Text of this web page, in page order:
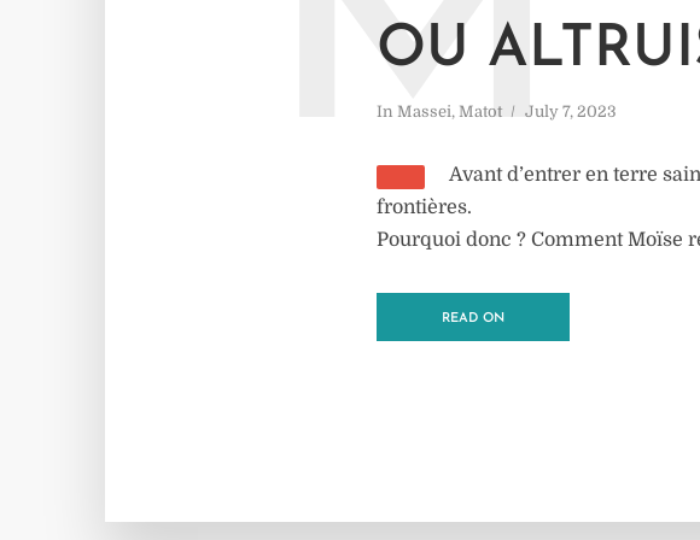
OU
In Massei, Matot July 7, 2023
Avant d’entrer en terre
frontières.
Pourquoi donc ? Comment Moïse
READ ON